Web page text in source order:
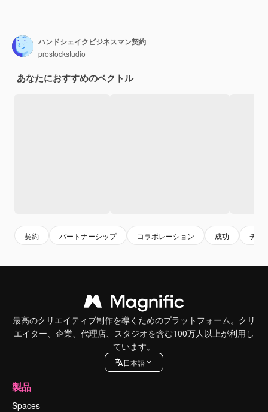
ハンドシェイクビジネスマン契約
prostockstudio
あなたにおすすめのベクトル
契約 パートナーシップ コラボレーション 成功 チー
最高のクリエイティブ制作を導くためのプラットフォーム。クリ
エイター、企業、代理店、スタジオを含む100万人以上が利用し
ています。
日本語
製品
Spaces